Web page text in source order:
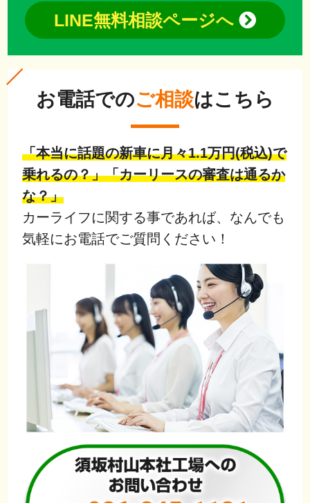
LINE無料相談ページへ
お電話でのご相談はこちら
「本当に話題の新車に月々1.1万円(税込)で
乗れるの？」「カーリースの審査は通るか
な？」
カーライフに関する事であれば、なんでも
気軽にお電話でご質問ください！